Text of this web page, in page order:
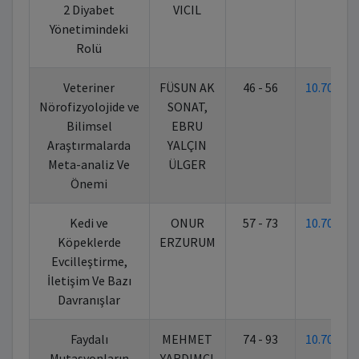
2 Diyabet
Yönetimindeki
Rolü
VICIL
Veteriner
Nörofizyolojide ve
Bilimsel
Araştırmalarda
Meta-analiz Ve
Önemi
FÜSUN AK
SONAT,
EBRU
YALÇIN
ÜLGER
46 - 56
Kedi ve
Köpeklerde
Evcilleştirme,
İletişim Ve Bazı
Davranışlar
ONUR
ERZURUM
57 - 73
Faydalı
MEHMET
74 - 93